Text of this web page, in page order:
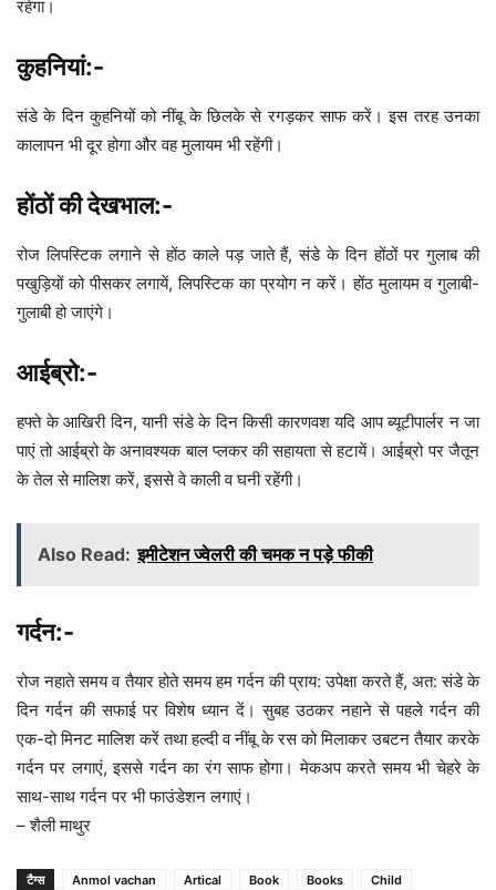
रहेगा।
कुहनियां:-
संडे के दिन कुहनियों को नींबू के छिलके से रगड़कर साफ करें। इस तरह उनका
कालापन भी दूर होगा और वह मुलायम भी रहेंगी।
होंठों की देखभाल:-
रोज लिपस्टिक लगाने से होंठ काले पड़ जाते हैं, संडे के दिन होंठों पर गुलाब की
पखुड़ियों को पीसकर लगायें, लिपस्टिक का प्रयोग न करें। होंठ मुलायम व गुलाबी-
गुलाबी हो जाएंगे।
आईब्रो:-
हफ्ते के आखिरी दिन, यानी संडे के दिन किसी कारणवश यदि आप ब्यूटीपार्लर न जा
पाएं तो आईब्रो के अनावश्यक बाल प्लकर की सहायता से हटायें। आईब्रो पर जैतून
के तेल से मालिश करें, इससे वे काली व घनी रहेंगी।
Also Read: इमीटेशन ज्वेलरी की चमक न पड़े फीकी
गर्दन:-
रोज नहाते समय व तैयार होते समय हम गर्दन की प्राय: उपेक्षा करते हैं, अत: संडे के
दिन गर्दन की सफाई पर विशेष ध्यान दें। सुबह उठकर नहाने से पहले गर्दन की
एक-दो मिनट मालिश करें तथा हल्दी व नींबू के रस को मिलाकर उबटन तैयार करके
गर्दन पर लगाएं, इससे गर्दन का रंग साफ होगा। मेकअप करते समय भी चेहरे के
साथ-साथ गर्दन पर भी फाउंडेशन लगाएं।
– शैली माथुर
टैग्स Anmol vachan Artical Book Books
Child